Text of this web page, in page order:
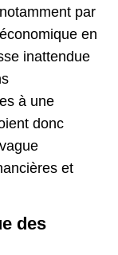
par
en
inattendue
à une
donc
et
des